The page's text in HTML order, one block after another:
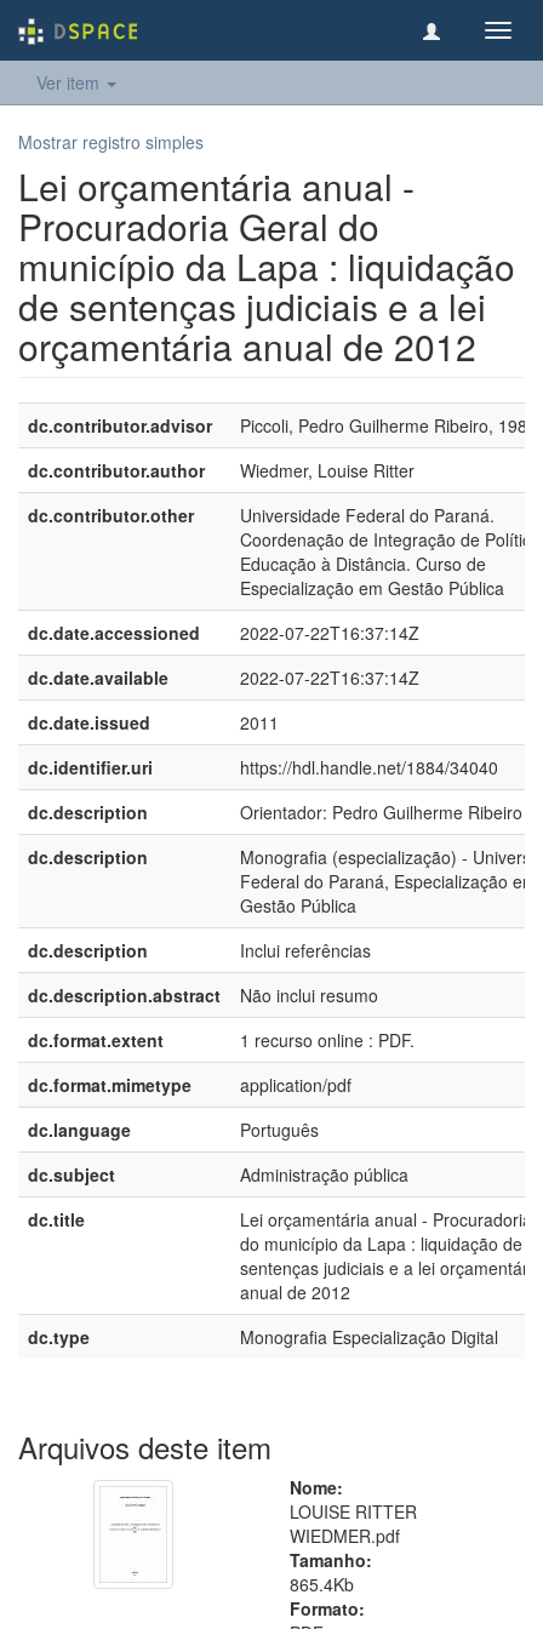
Ver item
Mostrar registro simples
Lei orçamentária anual -
Procuradoria Geral do
município da Lapa : liquidação
de sentenças judiciais e a lei
orçamentária anual de 2012
dc.contributor.advisor
Piccoli, Pedro Guilherme Ribeiro, 1981-
dc.contributor.author
Wiedmer, Louise Ritter
dc.contributor.other
Universidade Federal do Paraná.
Coordenação de Integração de
Educação à Distância. Curso de
Especialização em Gestão Pública
dc.date.accessioned
2022-07-22T16:37:14Z
dc.date.available
2022-07-22T16:37:14Z
dc.date.issued
2011
dc.identifier.uri
https://hdl.handle.net/1884/34040
dc.description
Orientador: Pedro Guilherme Ribeiro
dc.description
Monografia (especialização) -
Federal do Paraná, Especialização em
Gestão Pública
dc.description
Inclui referências
dc.description.abstract
Não inclui resumo
dc.format.extent
1 recurso online : PDF.
dc.format.mimetype
application/pdf
dc.language
Português
dc.subject
Administração pública
dc.title
Lei orçamentária anual - Procuradoria
do município da Lapa : liquidação de
sentenças judiciais e a lei orçamentária
anual de 2012
dc.type
Monografia Especialização Digital
Arquivos deste item
Nome:
LOUISE RITTER
WIEDMER.pdf
Tamanho:
865.4Kb
Formato: